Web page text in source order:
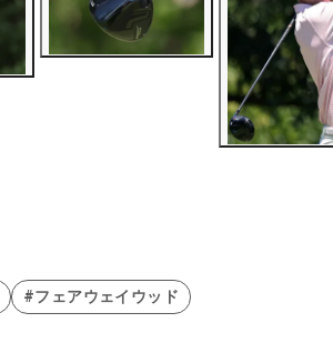
#フェアウェイウッド